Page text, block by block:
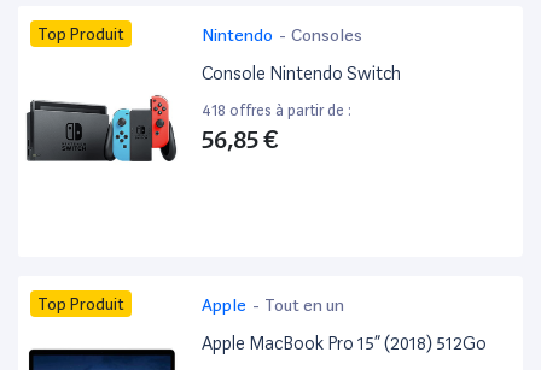
Top Produit Nintendo - Consoles
Console Nintendo Switch
418 offres à partir de :
56,85 €
Top Produit Apple - Tout en un
Apple MacBook Pro 15” (2018) 512Go